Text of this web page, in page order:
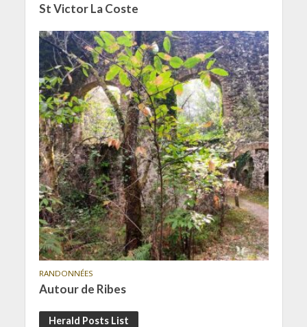
St Victor La Coste
RANDONNÉES
Autour de Ribes
Herald Posts List